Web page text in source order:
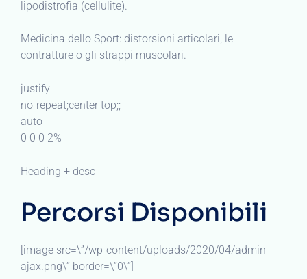
lipodistrofia (cellulite).
Medicina dello Sport: distorsioni articolari, le
contratture o gli strappi muscolari.
justify
no-repeat;center top;;
auto
0 0 0 2%
Heading + desc
Percorsi Disponibili
[image src=\”/wp-content/uploads/2020/04/admin-
ajax.png\” border=\”0\”]